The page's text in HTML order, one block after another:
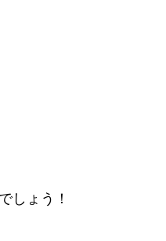
しょう！